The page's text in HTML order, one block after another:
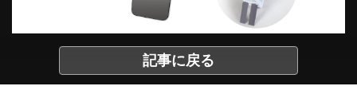
記事に戻る